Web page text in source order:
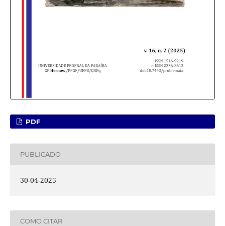
PDF
PUBLICADO
30-04-2025
COMO CITAR